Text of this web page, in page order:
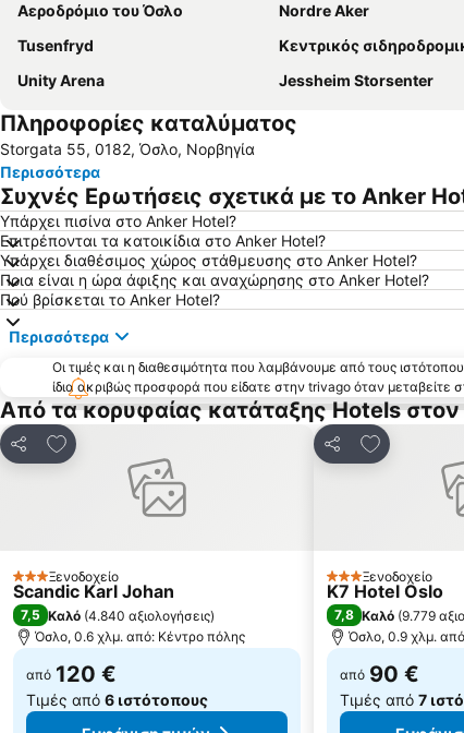
Αεροδρόμιο του Όσλο Nordre Aker
Tusenfryd
Κεντρικός σιδηροδρομικός
Unity Arena
Jessheim Storsenter
Πληροφορίες καταλύματος
Storgata 55, 0182, Όσλο, Νορβηγία
Περισσότερα
Συχνές Ερωτήσεις σχετικά με το Anker
Υπάρχει πισίνα στο Anker Hotel?
Επιτρέπονται τα κατοικίδια στο Anker Hotel?
Υπάρχει διαθέσιμος χώρος στάθμευσης στο Anker Hotel?
Ποια είναι η ώρα άφιξης και αναχώρησης στο Anker Hotel?
Πού βρίσκεται το Anker Hotel?
Περισσότερα
Οι τιμές και η διαθεσιμότητα που λαμβάνουμε από τους
ίδια ακριβώς προσφορά που είδατε στην trivago όταν μεταβείτε
Από τα κορυφαίας κατάταξης Hotels
Κοινοποίηση
Προσθήκη στα αγαπημένα
3 ΑστέριαΞενοδοχείο
Scandic Karl Johan
7,5 Καλό (4.840 αξιολογήσεις)
Όσλο, 0.6 χλμ. από: Κέντρο πόλης
από 120 €
Τιμές από 6 ιστότοπους
Κοινοποίηση
Προσθήκη
3 ΑστέριαΞενοδοχείο
K7 Hotel Oslo
7,8 Καλό (9.779
Όσλο, 0.9 χλμ.
από 90 €
Τιμές από 7